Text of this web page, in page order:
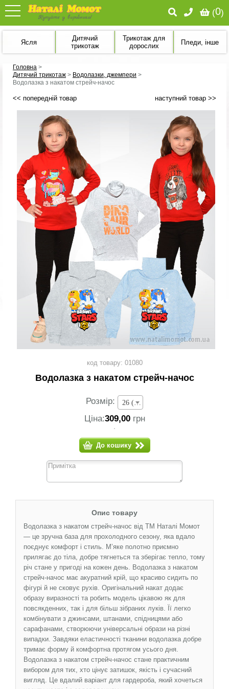
(0)
Ясля
Дитячий
трикотаж
Трикотаж для
дорослих
Пледи, інше
Головна >
Дитячий трикотаж > Водолазки, джемпери >
Водолазка з накатом стрейч-начос
<< попередній товар наступний товар >>
код товару: 01080
Водолазка з накатом стрейч-начос
Розмір: 26 (зріст 80-86 см) - 309,00 грн
Ціна:309,00грн
До кошику
Опис товару
Водолазка з накатом стрейч-начос від ТМ Наталі Момот
— це зручна база для прохолодного сезону, яка вдало
поєднує комфорт і стиль. М’яке полотно приємно
прилягає до тіла, добре тягнеться та зберігає тепло, тому
річ стане у пригоді на кожен день. Водолазка з накатом
стрейч-начос має акуратний крій, що красиво сидить по
фігурі й не сковує рухів. Оригінальний накат додає
образу виразності та робить модель цікавою як для
повсякденних, так і для більш зібраних луків. Її легко
комбінувати з джинсами, штанами, спідницями або
сарафанами, створюючи універсальні образи на різні
випадки. Завдяки еластичності тканини водолазка добре
тримає форму й комфортна протягом усього дня.
Водолазка з накатом стрейч-начос стане практичним
вибором для тих, хто цінує затишок, якість і сучасний
вигляд. Це вдалий варіант для гардероба, який хочеться